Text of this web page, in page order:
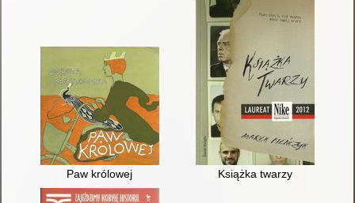
Paw królowej Książka twarzy